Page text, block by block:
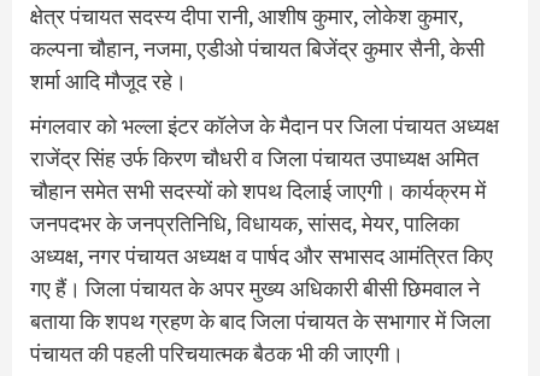
क्षेत्र पंचायत सदस्य दीपा रानी, आशीष कुमार, लोकेश कुमार,
कल्पना चौहान, नजमा, एडीओ पंचायत बिजेंद्र कुमार सैनी, केसी
शर्मा आदि मौजूद रहे।
मंगलवार को भल्ला इंटर कॉलेज के मैदान पर जिला पंचायत अध्यक्ष
राजेंद्र सिंह उर्फ किरण चौधरी व जिला पंचायत उपाध्यक्ष अमित
चौहान समेत सभी सदस्यों को शपथ दिलाई जाएगी। कार्यक्रम में
जनपदभर के जनप्रतिनिधि, विधायक, सांसद, मेयर, पालिका
अध्यक्ष, नगर पंचायत अध्यक्ष व पार्षद और सभासद आमंत्रित किए
गए हैं। जिला पंचायत के अपर मुख्य अधिकारी बीसी छिमवाल ने
बताया कि शपथ ग्रहण के बाद जिला पंचायत के सभागार में जिला
पंचायत की पहली परिचयात्मक बैठक भी की जाएगी।